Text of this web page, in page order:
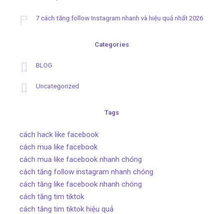
7 cách tăng follow Instagram nhanh và hiệu quả nhất 2026
Categories
BLOG
Uncategorized
Tags
cách hack like facebook
cách mua like facebook
cách mua like facebook nhanh chóng
cách tăng follow instagram nhanh chóng
cách tăng like facebook nhanh chóng
cách tăng tim tiktok
cách tăng tim tiktok hiệu quả